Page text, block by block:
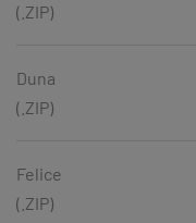
(.ZIP)
Duna
(.ZIP)
Felice
(.ZIP)